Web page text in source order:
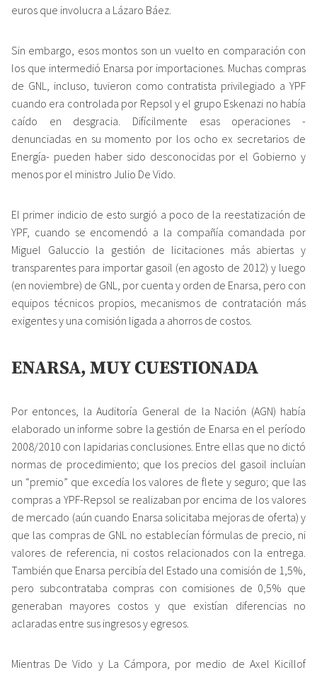
euros que involucra a Lázaro Báez.
Sin embargo, esos montos son un vuelto en comparación con
los que intermedió Enarsa por importaciones. Muchas compras
de GNL, incluso, tuvieron como contratista privilegiado a YPF
cuando era controlada por Repsol y el grupo Eskenazi no había
caído en desgracia. Difícilmente esas operaciones -
denunciadas en su momento por los ocho ex secretarios de
Energía- pueden haber sido desconocidas por el Gobierno y
menos por el ministro Julio De Vido.
El primer indicio de esto surgió a poco de la reestatización de
YPF, cuando se encomendó a la compañía comandada por
Miguel Galuccio la gestión de licitaciones más abiertas y
transparentes para importar gasoil (en agosto de 2012) y luego
(en noviembre) de GNL, por cuenta y orden de Enarsa, pero con
equipos técnicos propios, mecanismos de contratación más
exigentes y una comisión ligada a ahorros de costos.
ENARSA, MUY CUESTIONADA
Por entonces, la Auditoría General de la Nación (AGN) había
elaborado un informe sobre la gestión de Enarsa en el período
2008/2010 con lapidarias conclusiones. Entre ellas que no dictó
normas de procedimiento; que los precios del gasoil incluían
un “premio” que excedía los valores de flete y seguro; que las
compras a YPF-Repsol se realizaban por encima de los valores
de mercado (aún cuando Enarsa solicitaba mejoras de oferta) y
que las compras de GNL no establecían fórmulas de precio, ni
valores de referencia, ni costos relacionados con la entrega.
También que Enarsa percibía del Estado una comisión de 1,5%,
pero subcontrataba compras con comisiones de 0,5% que
generaban mayores costos y que existían diferencias no
aclaradas entre sus ingresos y egresos.
Mientras De Vido y La Cámpora, por medio de Axel Kicillof